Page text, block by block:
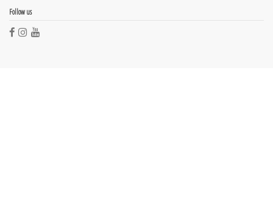
Follow us